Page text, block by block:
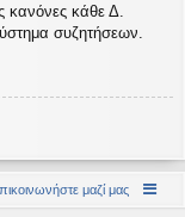
κανόνες κάθε Δ.
συζητήσεων.
μαζί μας